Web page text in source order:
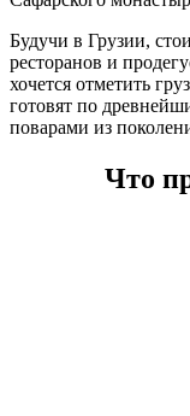
Будучи в Грузии,
ресторанов и
хочется отметить
готовят по
поварами из
Что